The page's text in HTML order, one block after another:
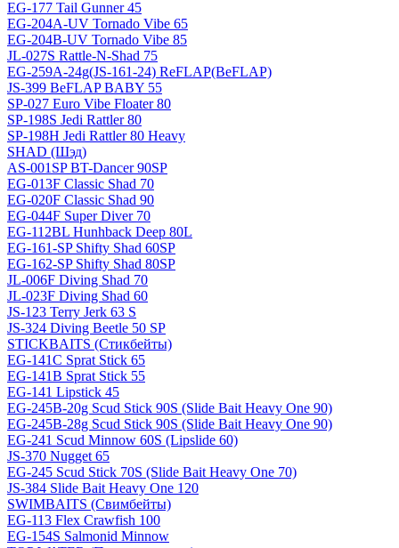
EG-177 Tail Gunner 45
EG-204A-UV Tornado Vibe 65
EG-204B-UV Tornado Vibe 85
JL-027S Rattle-N-Shad 75
EG-259A-24g(JS-161-24) ReFLAP(BeFLAP)
JS-399 BeFLAP BABY 55
SP-027 Euro Vibe Floater 80
SP-198S Jedi Rattler 80
SP-198H Jedi Rattler 80 Heavy
SHAD (Шэд)
AS-001SP BT-Dancer 90SP
EG-013F Classic Shad 70
EG-020F Classic Shad 90
EG-044F Super Diver 70
EG-112BL Hunhback Deep 80L
EG-161-SP Shifty Shad 60SP
EG-162-SP Shifty Shad 80SP
JL-006F Diving Shad 70
JL-023F Diving Shad 60
JS-123 Terry Jerk 63 S
JS-324 Diving Beetle 50 SP
STICKBAITS (Стикбейты)
EG-141C Sprat Stick 65
EG-141B Sprat Stick 55
EG-141 Lipstick 45
EG-245B-20g Scud Stick 90S (Slide Bait Heavy One 90)
EG-245B-28g Scud Stick 90S (Slide Bait Heavy One 90)
EG-241 Scud Minnow 60S (Lipslide 60)
JS-370 Nugget 65
EG-245 Scud Stick 70S (Slide Bait Heavy One 70)
JS-384 Slide Bait Heavy One 120
SWIMBAITS (Свимбейты)
EG-113 Flex Crawfish 100
EG-154S Salmonid Minnow